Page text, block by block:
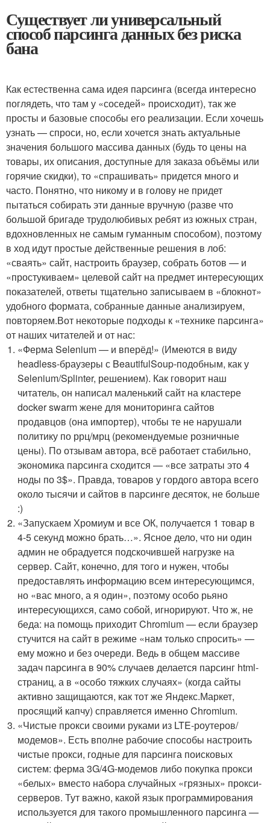
Существует ли универсальный
способ парсинга данных без риска
бана
Как естественна сама идея парсинга (всегда интересно
поглядеть, что там у «соседей» происходит), так же
просты и базовые способы его реализации. Если хочешь
узнать — спроси, но, если хочется знать актуальные
значения большого массива данных (будь то цены на
товары, их описания, доступные для заказа объёмы или
горячие скидки), то «спрашивать» придется много и
часто. Понятно, что никому и в голову не придет
пытаться собирать эти данные вручную (разве что
большой бригаде трудолюбивых ребят из южных стран,
вдохновленных не самым гуманным способом), поэтому
в ход идут простые действенные решения в лоб:
«сваять» сайт, настроить браузер, собрать ботов — и
«простукиваем» целевой сайт на предмет интересующих
показателей, ответы тщательно записываем в «блокнот»
удобного формата, собранные данные анализируем,
повторяем.Вот некоторые подходы к «технике парсинга»
от наших читателей и от нас:
«Ферма Selenium — и вперёд!» (Имеются в виду
headless-браузеры с BeautifulSoup-подобным, как у
Selenium/Splinter, решением). Как говорит наш
читатель, он написал маленький сайт на кластере
docker swarm жене для мониторинга сайтов
продавцов (она импортер), чтобы те не нарушали
политику по ррц/мрц (рекомендуемые розничные
цены). По отзывам автора, всё работает стабильно,
экономика парсинга сходится — «все затраты это 4
ноды по 3$». Правда, товаров у гордого автора всего
около тысячи и сайтов в парсинге десяток, не больше
:)
«Запускаем Хромиум и все ОК, получается 1 товар в
4-5 секунд можно брать…». Ясное дело, что ни один
админ не обрадуется подскочившей нагрузке на
сервер. Сайт, конечно, для того и нужен, чтобы
предоставлять информацию всем интересующимся,
но «вас много, а я один», поэтому особо рьяно
интересующихся, само собой, игнорируют. Что ж, не
беда: на помощь приходит Chromium — если браузер
стучится на сайт в режиме «нам только спросить» —
ему можно и без очереди. Ведь в общем массиве
задач парсинга в 90% случаев делается парсинг html-
страниц, а в «особо тяжких случаях» (когда сайты
активно защищаются, как тот же Яндекс.Маркет,
просящий капчу) справляется именно Chromium.
«Чистые прокси своими руками из LTE-роутеров/
модемов». Есть вполне рабочие способы настроить
чистые прокси, годные для парсинга поисковых
систем: ферма 3G/4G-модемов либо покупка прокси
«белых» вместо набора случайных «грязных» прокси-
серверов. Тут важно, какой язык программирования
используется для такого промышленного парсинга —